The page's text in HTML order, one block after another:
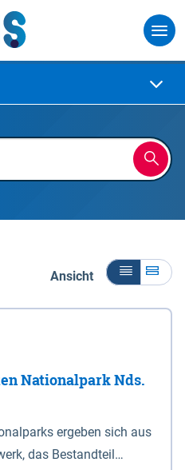
Ansicht
Nationalpark Nds.
ergeben sich aus
das Bestandteil